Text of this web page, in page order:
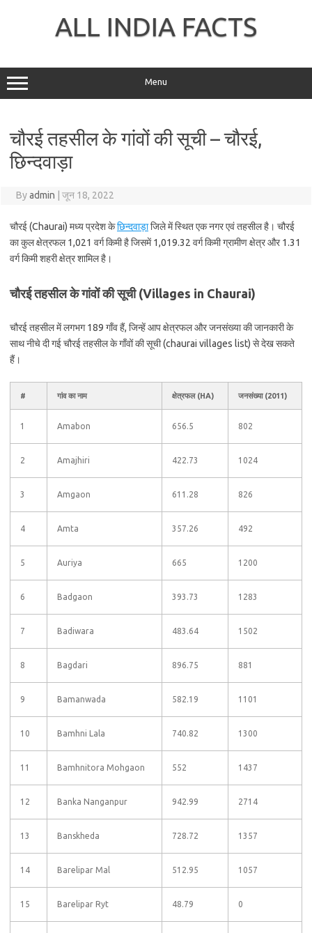
ALL INDIA FACTS
Menu
चौरई तहसील के गांवों की सूची – चौरई,
छिन्दवाड़ा
Byadmin जून 18, 2022
चौरई (Chaurai) मध्य प्रदेश केछिन्दवाड़ाजिले में स्थित एक नगर एवं तहसील है। चौरई
का कुल क्षेत्रफल 1,021 वर्ग किमी है जिसमें 1,019.32 वर्ग किमी ग्रामीण क्षेत्र और 1.31
वर्ग किमी शहरी क्षेत्र शामिल है।
चौरई तहसील के गांवों की सूची (Villages in Chaurai)
चौरई तहसील में लगभग 189 गाँव हैं, जिन्हें आप क्षेत्रफल और जनसंख्या की जानकारी के
साथ नीचे दी गई चौरई तहसील के गाँवों की सूची (chaurai villages list) से देख सकते
हैं।
# गांव का नाम क्षेत्रफल (HA) जनसंख्या (2011)
1 Amabon 656.5 802
2 Amajhiri 422.73 1024
3 Amgaon 611.28 826
4 Amta 357.26 492
5 Auriya 665 1200
6 Badgaon 393.73 1283
7 Badiwara 483.64 1502
8 Bagdari 896.75 881
9 Bamanwada 582.19 1101
10 Bamhni Lala 740.82 1300
11 Bamhnitora Mohgaon 552 1437
12 Banka Nanganpur 942.99 2714
13 Banskheda 728.72 1357
14 Barelipar Mal 512.95 1057
15 Barelipar Ryt 48.79 0